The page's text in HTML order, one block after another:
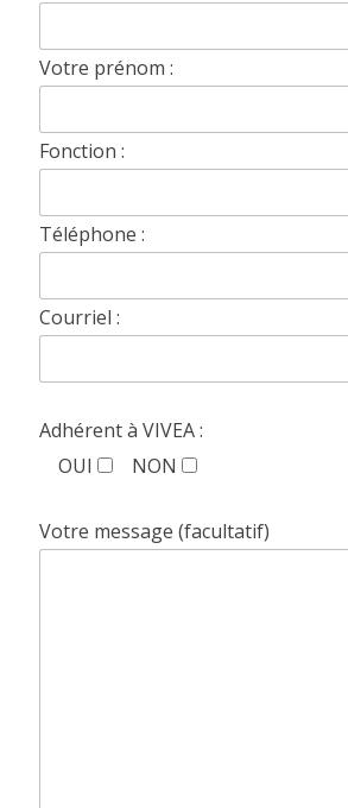
Votre prénom :
Fonction :
Téléphone :
Courriel :
Adhérent à VIVEA :
OUI
NON
Votre message (facultatif)